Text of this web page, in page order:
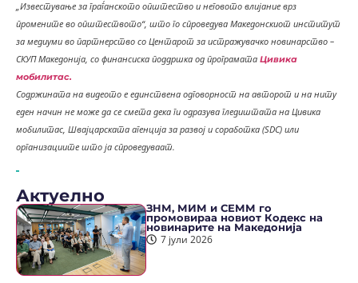
„Известување за граѓанското општество и неговото влијание врз
промените во општеството“, што го спроведува Македонскиот институт
за медиуми во партнерство со Центарот за истражувачко новинарство –
СКУП Македонија, со финансиска поддршка од програмата Цивика
мобилитас.
Содржината на видеото е единствена одговорност на авторот и на ниту
еден начин не може да се смета дека ги одразува гледиштата на Цивика
мобилитас, Швајцарската агенција за развој и соработка (SDC) или
организациите што ја спроведуваат.
Актуелно
ЗНМ, МИМ и СЕММ го
промовираа новиот Кодекс на
новинарите на Македонија
7 јули 2026